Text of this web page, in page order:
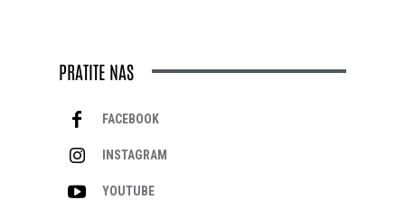
PRATITE NAS
FACEBOOK
INSTAGRAM
YOUTUBE